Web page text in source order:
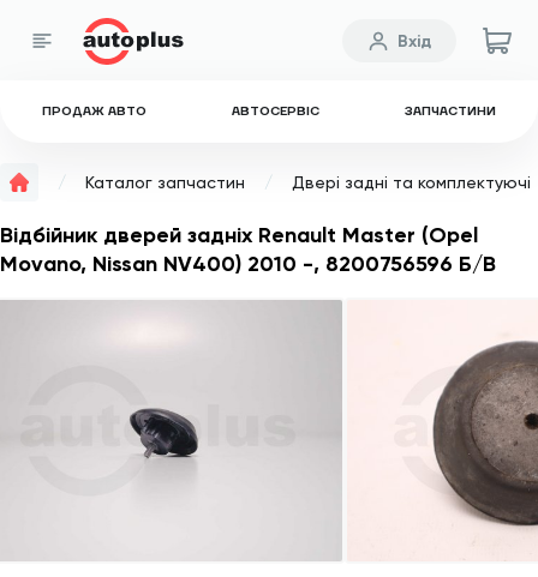
ПРОДАЖ АВТО АВТОСЕРВІС ЗАПЧАСТИНИ
Вхід
Каталог запчастин Двері задні та комплектуючі
Відбійник дверей задніх Renault Master (Opel
Movano, Nissan NV400) 2010 -, 8200756596 Б/В